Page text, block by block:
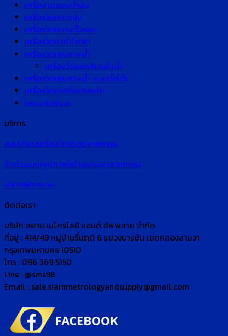
เครื่องทดสอบน้ำมัน
เครื่องวัดความขุ่น
เครื่องวัดความเร็วรอบ
เครื่องวัดค่านำไฟฟ้า
เครื่องวัดคุณภาพน้ำ
เครื่องวัดออกซิเจนในน้ำ
เครื่องวัดคุณภาพน้ำ แบบตั้งโต๊ะ
เครื่องวัดแรงดึงแรงผลัก
โพรบวัดพีเอช
บริการ
สอบเทียบเครื่องมือวัดอุตสาหกรรม
จัดทำระบบคุณภาพในโรงงานอุตสาหกรรม
บริการฝึกอบรม
ติดต่อเรา
บริษัท สยาม เมโทรโลยี แอนด์ ซัพพลาย จำกัด
ที่อยู่ : 414/49 หมู่บ้านรื่นฤดี 6 แขวงบางชัน เขตคลองสามวา
กรุงเทพมหานคร 10510
โทร : 096 369 5150
Line : @sms98
Email : sale.siammetrologyandsupply@gmail.com